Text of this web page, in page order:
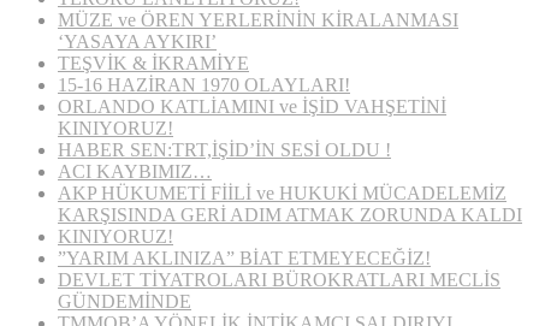
MÜZE ve ÖREN YERLERİNİN KİRALANMASI
‘YASAYA AYKIRI’
TEŞVİK & İKRAMİYE
15-16 HAZİRAN 1970 OLAYLARI!
ORLANDO KATLİAMINI ve İŞİD VAHŞETİNİ
KINIYORUZ!
HABER SEN:TRT,İŞİD’İN SESİ OLDU !
ACI KAYBIMIZ…
AKP HÜKUMETİ FİİLİ ve HUKUKİ MÜCADELEMİZ
KARŞISINDA GERİ ADIM ATMAK ZORUNDA KALDI
KINIYORUZ!
”YARIM AKLINIZA” BİAT ETMEYECEĞİZ!
DEVLET TİYATROLARI BÜROKRATLARI MECLİS
GÜNDEMİNDE